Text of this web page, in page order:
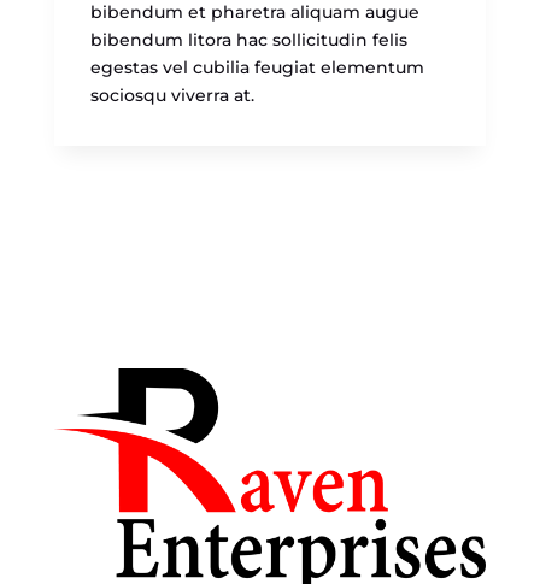
bibendum et pharetra aliquam augue
bibendum litora hac sollicitudin felis
egestas vel cubilia feugiat elementum
sociosqu viverra at.